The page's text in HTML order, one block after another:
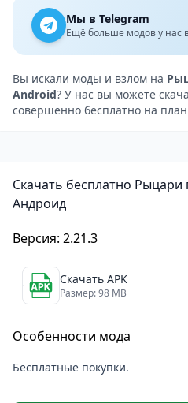
В Knights of Pen & Paper 2
комнату, где будут
главные действия игры.
расширенная система
крафта всех необходимых
выбор расы (например,
игры.
Особенности игры
Рыцари пера и бумаги 2
классические ролевые
делает её особенно
Разнообразие классов и
множество классов и рас,
Мы в Telegram
Ещё больше модов у нас
Вы искали моды и взлом на
Android? У нас вы можете
совершенно бесплатно на
Скачать бесплатно Рыцари
Андроид
Версия: 2.21.3
Скачать APK
Размер: 98 MB
Особенности мода
Бесплатные покупки.